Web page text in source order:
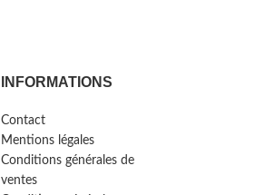
INFORMATIONS
Contact
Mentions légales
Conditions générales de
ventes